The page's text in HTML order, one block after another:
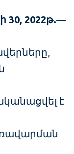
30, 2022թ.—
է